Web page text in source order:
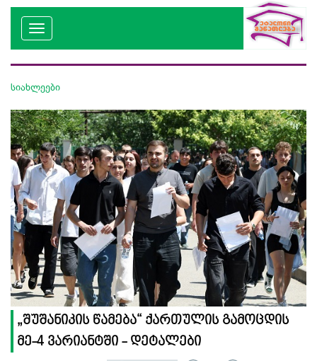
სიახლეები
„შუშანიკის წამება“ ქართულის გამოცდის
მე-4 ვარიანტში - დეტალები